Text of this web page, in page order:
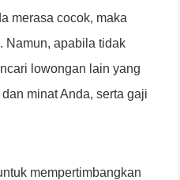
merasa cocok, maka
Namun, apabila tidak
lowongan lain yang
minat Anda, serta gaji
mempertimbangkan